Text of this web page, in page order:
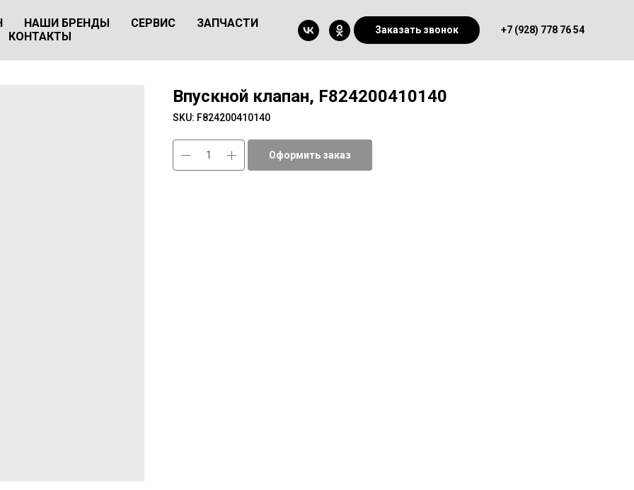
НАШИ БРЕНДЫ СЕРВИС
ЗАПЧАСТИ
КОНТАКТЫ
Заказать звонок +7 (928) 778 76 54
Впускной клапан, F824200410140
SKU: F824200410140
Оформить заказ